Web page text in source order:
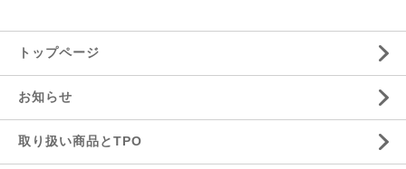
トップページ
お知らせ
取り扱い商品とTPO